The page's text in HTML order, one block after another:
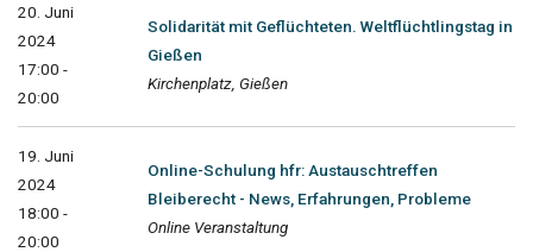
20. Juni
2024
17:00 -
20:00
Solidarität mit Geflüchteten. Weltflüchtlingstag in
Gießen
Kirchenplatz, Gießen
19. Juni
2024
18:00 -
20:00
Online-Schulung hfr: Austauschtreffen
Bleiberecht - News, Erfahrungen, Probleme
Online Veranstaltung